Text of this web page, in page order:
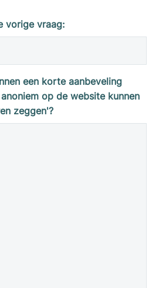
vorige vraag:
een korte aanbeveling
op de website kunnen
zeggen'?